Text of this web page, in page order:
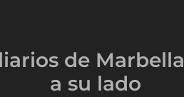
de Marbella
a su lado